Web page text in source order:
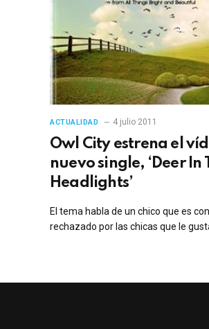
ACTUALIDAD 4 julio 2011
Owl City estrena el
nuevo single, ‘Deer In
Headlights’
El tema habla de un chico que es
rechazado por las chicas que le